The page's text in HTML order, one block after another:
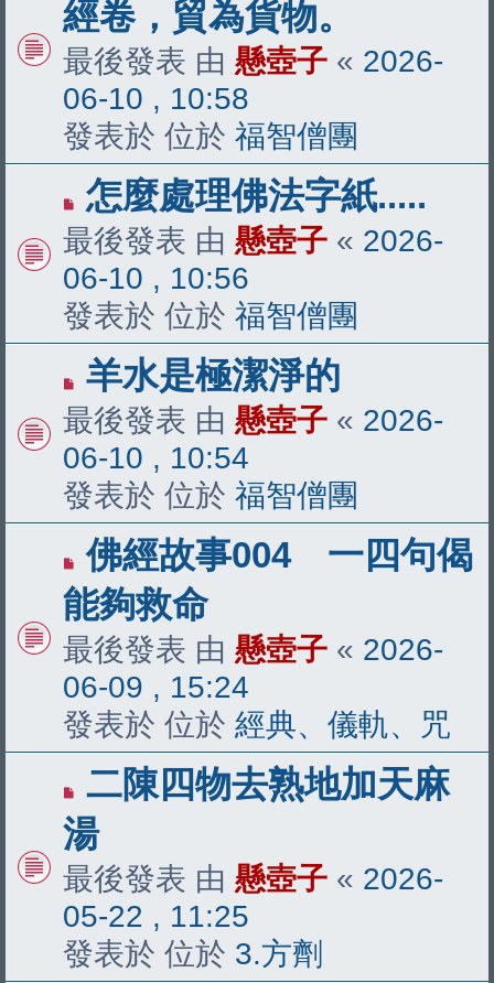
文
章
經卷，貿為貨物。
最後發表 由 懸壺子 « 2026-
06-10 , 10:58
發表於 位於 福智僧團
有
新
文
章
怎麼處理佛法字紙.....
最後發表 由 懸壺子 « 2026-
06-10 , 10:56
發表於 位於 福智僧團
有
新
文
章
羊水是極潔淨的
最後發表 由 懸壺子 « 2026-
06-10 , 10:54
發表於 位於 福智僧團
有
新
文
章
佛經故事004 一四句偈
能夠救命
最後發表 由 懸壺子 « 2026-
06-09 , 15:24
發表於 位於 經典、儀軌、咒
有
新
文
章
二陳四物去熟地加天麻
湯
最後發表 由 懸壺子 « 2026-
05-22 , 11:25
發表於 位於 3.方劑